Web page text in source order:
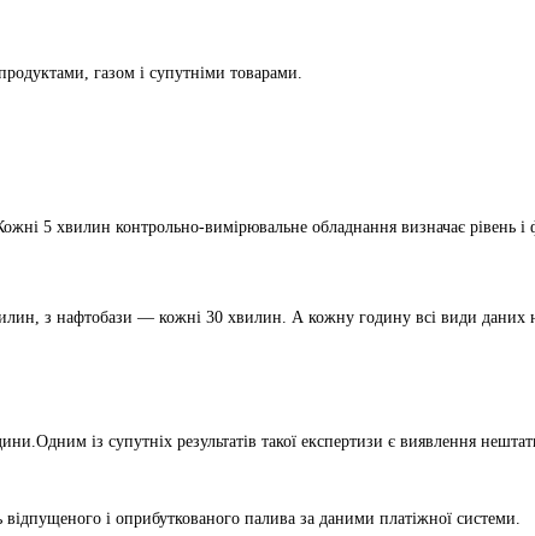
газом і супутніми товарами.
5 хвилин контрольно-вимірювальне обладнання визначає рівень і
з нафтобази — кожні 30 хвилин. А кожну годину всі види даних
із супутніх результатів такої експертизи є виявлення
і оприбуткованого палива за даними платіжної системи.